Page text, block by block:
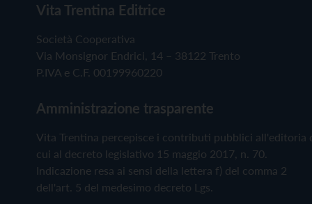
Vita Trentina Editrice
Società Cooperativa
Via Monsignor Endrici, 14 – 38122 Trento
P.IVA e C.F. 00199960220
Amministrazione trasparente
Vita Trentina percepisce i contributi pubblici all'editoria
cui al decreto legislativo 15 maggio 2017, n. 70.
Indicazione resa ai sensi della lettera f) del comma 2
dell'art. 5 del medesimo decreto Lgs.